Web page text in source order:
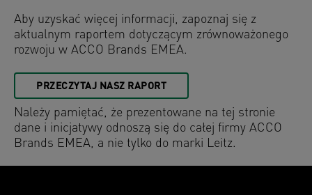
Aby uzyskać więcej informacji, zapoznaj się z
aktualnym raportem dotyczącym zrównoważonego
rozwoju w ACCO Brands EMEA.
PRZECZYTAJ NASZ RAPORT
Należy pamiętać, że prezentowane na tej stronie
dane i inicjatywy odnoszą się do całej firmy ACCO
Brands EMEA, a nie tylko do marki Leitz.